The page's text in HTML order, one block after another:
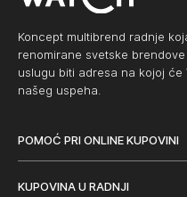
Koncept multibrend radnje
renomirane svetske
uslugu biti adresa na kojoj će
našeg uspeha.
POMOĆ PRI ONLINE KUPOVINI
KUPOVINA U RADNJI